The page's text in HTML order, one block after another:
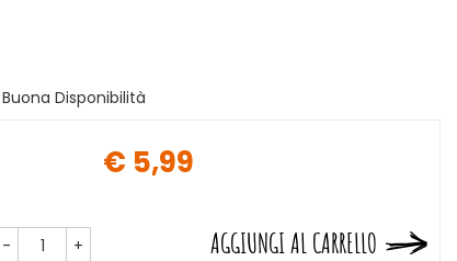
Buona Disponibilità
€ 5,99
- + AGGIUNGI AL CARRELLO